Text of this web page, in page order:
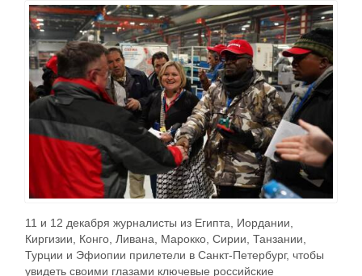
11 и 12 декабря журналисты из Египта, Иордании,
Киргизии, Конго, Ливана, Марокко, Сирии, Танзании,
Турции и Эфиопии прилетели в Санкт-Петербург, чтобы
увидеть своими глазами ключевые российские